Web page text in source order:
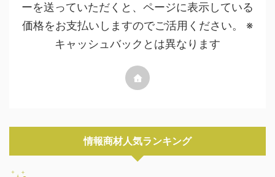
ーを送っていただくと、ページに表示している
価格をお支払いしますのでご活用ください。 ※
キャッシュバックとは異なります
情報商材人気ランキング